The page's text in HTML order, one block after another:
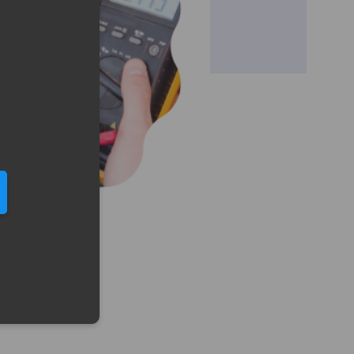
call
w formacie E164